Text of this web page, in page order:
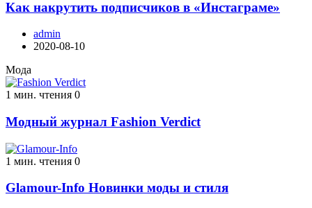
Как накрутить подписчиков в «Инстаграме»
admin
2020-08-10
Мода
1 мин. чтения 0
Модный журнал Fashion Verdict
1 мин. чтения 0
Glamour-Info Новинки моды и стиля